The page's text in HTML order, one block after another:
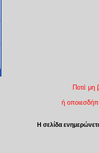
Ποτέ μη
ή
Η σελίδα